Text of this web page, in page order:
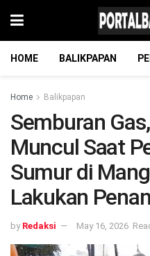
HOME BALIKPAPAN
Home Balikpapan
Semburan
Muncul Saat
Sumur di
Lakukan
by Redaksi May 16, 2026